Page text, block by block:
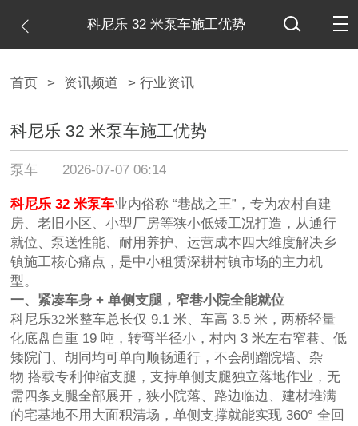
科尼乐 32 米泵车施工优势
首页 > 资讯频道 > 行业资讯
科尼乐 32 米泵车施工优势
泵车 2026-07-07 06:14
科尼乐 32 米泵车业内俗称 “巷战之王”，专为农村自建
房、老旧小区、小型厂房等狭小低矮工况打造，从通行
就位、泵送性能、耐用养护、运营成本四大维度解决乡
镇施工核心痛点，是中小租赁深耕村镇市场的主力机
型。
一、紧凑车身 + 单侧支腿，窄巷小院全能就位
科尼乐32米整车总长仅 9.1 米、车高 3.5 米，两桥轻量
化底盘自重 19 吨，转弯半径小，村内 3 米左右窄巷、低
矮院门、胡同均可单向顺畅通行，不会剐蹭院墙、杂
物 搭载专利伸缩支腿，支持单侧支腿独立落地作业，无
需四条支腿全部展开，狭小院落、路边临边、建材堆满
的宅基地不用大面积清场，单侧支撑就能实现 360° 全回